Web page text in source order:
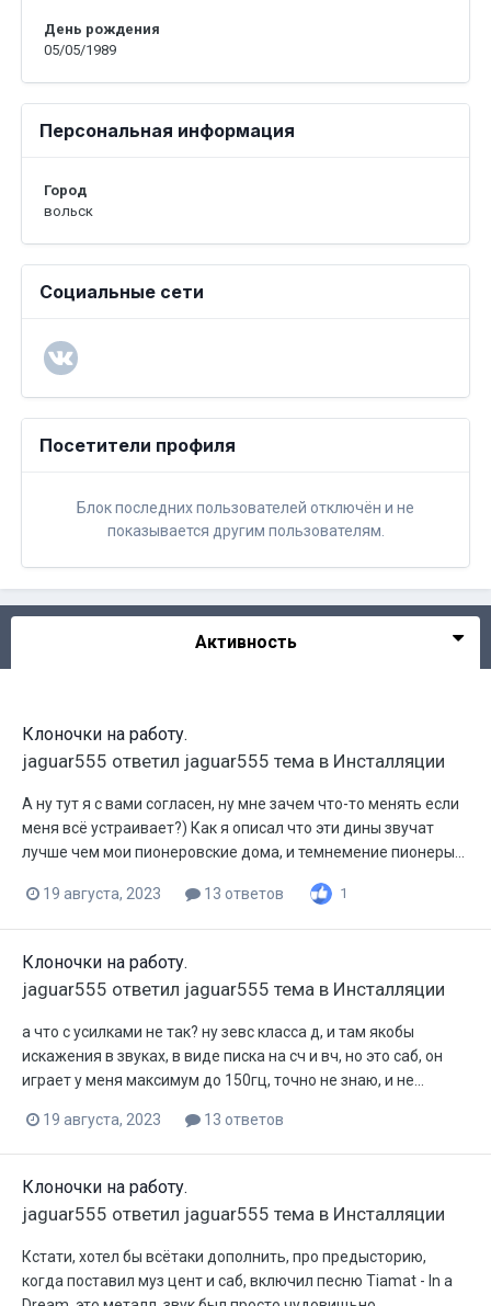
День рождения
05/05/1989
Персональная информация
Город
вольск
Социальные сети
Посетители профиля
Блок последних пользователей отключён и не
показывается другим пользователям.
Активность
Клоночки на работу.
jaguar555 ответил jaguar555 тема в Инсталляции
А ну тут я с вами согласен, ну мне зачем что-то менять если
меня всё устраивает?) Как я описал что эти дины звучат
лучше чем мои пионеровские дома, и темнемение пионеры...
19 августа, 2023 13 ответов 1
Клоночки на работу.
jaguar555 ответил jaguar555 тема в Инсталляции
а что с усилками не так? ну зевс класса д, и там якобы
искажения в звуках, в виде писка на сч и вч, но это саб, он
играет у меня максимум до 150гц, точно не знаю, и не...
19 августа, 2023 13 ответов
Клоночки на работу.
jaguar555 ответил jaguar555 тема в Инсталляции
Кстати, хотел бы всётаки дополнить, про предысторию,
когда поставил муз цент и саб, включил песню Tiamat - In a